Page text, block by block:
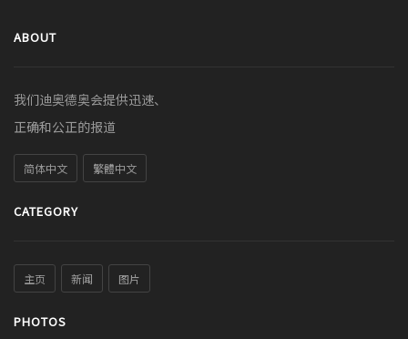
ABOUT
我们迪奥德奥会提供迅速、
正确和公正的报道
简体中文 繁體中文
CATEGORY
主页 新闻 图片
PHOTOS